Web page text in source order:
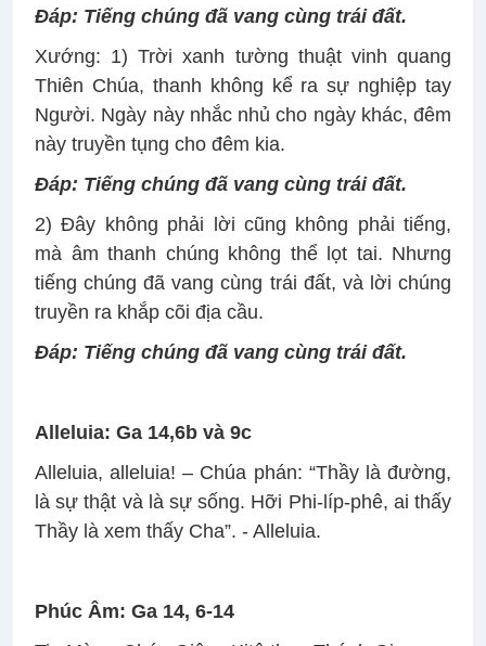
Ðáp: Tiếng chúng đã vang cùng trái đất.
Xướng: 1) Trời xanh tường thuật vinh quang
Thiên Chúa, thanh không kể ra sự nghiệp tay
Người. Ngày này nhắc nhủ cho ngày khác, đêm
này truyền tụng cho đêm kia.
Ðáp: Tiếng chúng đã vang cùng trái đất.
2) Ðây không phải lời cũng không phải tiếng,
mà âm thanh chúng không thể lọt tai. Nhưng
tiếng chúng đã vang cùng trái đất, và lời chúng
truyền ra khắp cõi địa cầu.
Ðáp: Tiếng chúng đã vang cùng trái đất.
Alleluia: Ga 14,6b và 9c
Alleluia, alleluia! – Chúa phán: “Thầy là đường,
là sự thật và là sự sống. Hỡi Phi-líp-phê, ai thấy
Thầy là xem thấy Cha”. - Alleluia.
Phúc Âm: Ga 14, 6-14